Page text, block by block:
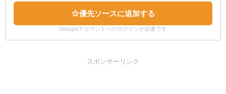
優先ソースに追加する
Googleアカウントへのログインが必要です
スポンサーリンク